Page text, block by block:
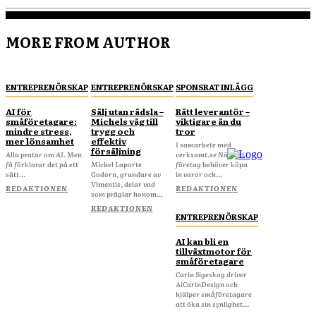
MORE FROM AUTHOR
ENTREPRENÖRSKAP
AI för
småföretagare:
mindre stress,
mer lönsamhet
Alla pratar om AI. Men
få förklarar det på ett
sätt...
REDAKTIONEN
ENTREPRENÖRSKAP
Sälj utan rädsla –
Michels väg till
trygg och
effektiv
försäljning
Michel Laporte
Godorn, grundare av
Vimentis, delar vad
som präglar honom...
REDAKTIONEN
SPONSRAT INLÄGG
Rätt leverantör –
viktigare än du
tror
I samarbete med
verksamt.se När ditt
företag behöver köpa
in varor och...
REDAKTIONEN
ENTREPRENÖRSKAP
AI kan bli en
tillväxtmotor för
småföretagare
Carin Sigeskog driver
AiCarinDesign och
hjälper småföretagare
att öka sin synlighet...